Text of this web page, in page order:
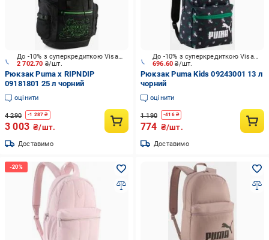
2 702.70 ₴/шт.
До -10% з суперкредиткою Visa Вигода
Рюкзак Puma x RIPNDIP
09181801 25 л чорний
оцінити
4 290 -1 287 ₴
3 003 ₴/шт.
Доставимо
696.60₴/шт.
До -10% з суперкредиткою Visa Вигода
Рюкзак Puma Kids 09243001 13 л
чорний
оцінити
1 190 -416₴
774 ₴/шт.
Доставимо